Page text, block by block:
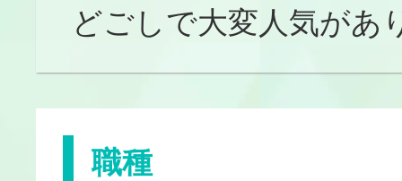
どごしで大変人気があ
職種